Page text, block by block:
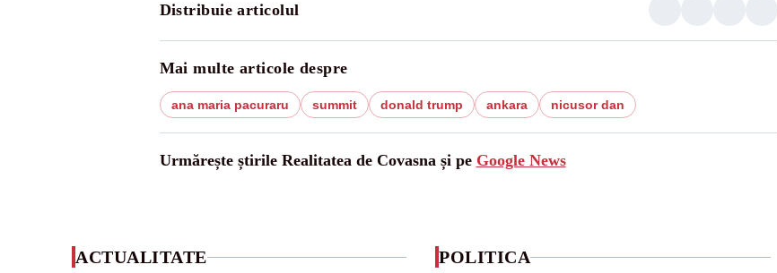
Distribuie articolul
Mai multe articole despre
ana maria pacuraru summit donald trump ankara nicusor dan
Urmărește știrile Realitatea de Covasna și pe Google News
ACTUALITATE POLITICA